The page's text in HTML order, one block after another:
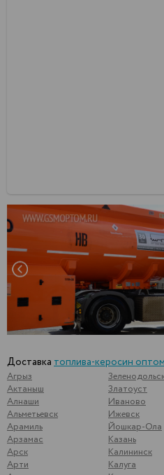
Доставка топлива-керосин оптом
Агрыз
Актаныш
Алнаши
Альметьевск
Арамиль
Арзамас
Арск
Арти
Златоуст
Иваново
Ижевск
Йошкар-Ола
Казань
Калининск
Калуга